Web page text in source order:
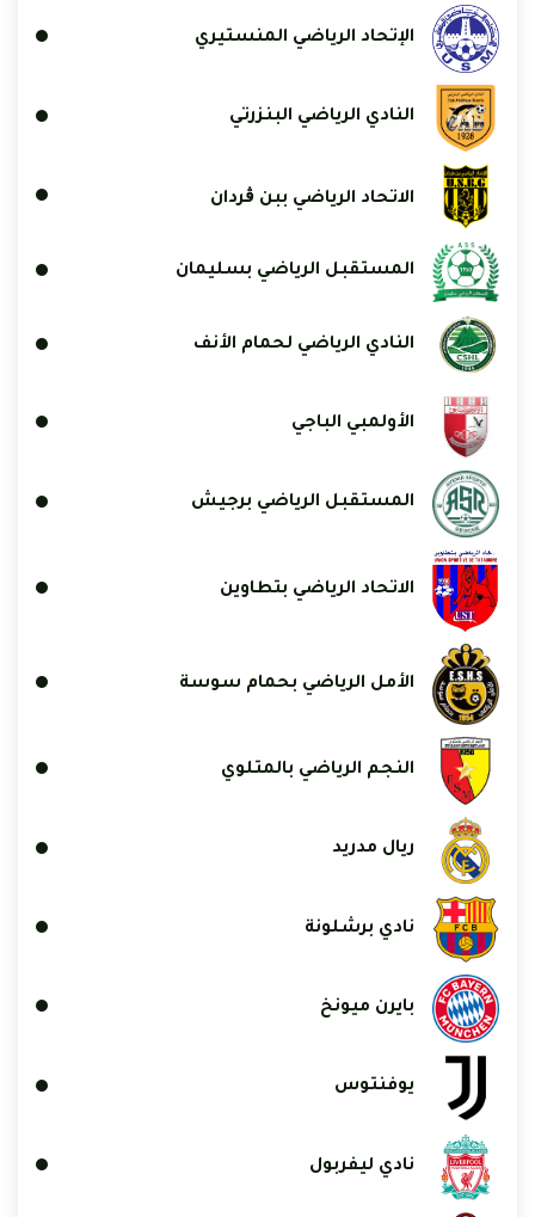
الإتحاد الرياضي المنستيري
النادي الرياضي البنزرتي
الاتحاد الرياضي ببن ڨردان
المستقبل الرياضي بسليمان
النادي الرياضي لحمام الأنف
الأولمبي الباجي
المستقبل الرياضي برجيش
الاتحاد الرياضي بتطاوين
الأمل الرياضي بحمام سوسة
النجم الرياضي بالمتلوي
ريال مدريد
نادي برشلونة
بايرن ميونخ
يوفنتوس
نادي ليفربول